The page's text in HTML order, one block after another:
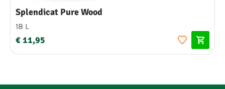
Splendicat Pure Wood
18 L
€ 11,95